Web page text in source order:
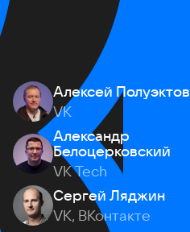
Алексей Полуэктов
VK
Александр
Белоцерковский
VK Tech
Сергей Ляджин
VK, ВКонтакте